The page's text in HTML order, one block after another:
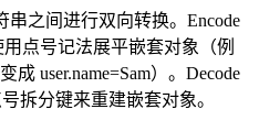
串之间进行双向转换。Encode
用点号记法展平嵌套对象（例
user.name=Sam）。Decode
拆分键来重建嵌套对象。